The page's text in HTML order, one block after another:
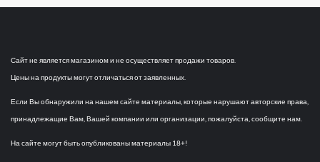
Сайт не является магазином и не осуществляет продажи товаров.
Цены на продукты могут отличаться от заявленных.
Если Вы обнаружили на нашем сайте материалы, которые нарушают авторские права,
принадлежащие Вам, Вашей компании или организации, пожалуйста, сообщите нам.
На сайте могут быть опубликованы материалы 18+!